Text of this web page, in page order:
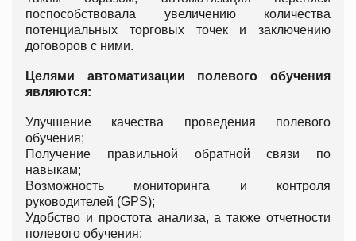
поспособствовала увеличению количества
потенциальных торговых точек и заключению
договоров с ними.
Целями автоматизации полевого обучения
являются:
Улучшение качества проведения полевого
обучения;
Получение правильной обратной связи по
навыкам;
Возможность мониторинга и контроля
руководителей (GPS);
Удобство и простота анализа, а также отчетности
полевого обучения;